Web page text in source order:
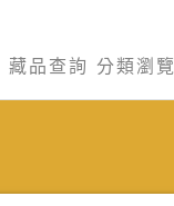
藏品查詢 分類瀏覽